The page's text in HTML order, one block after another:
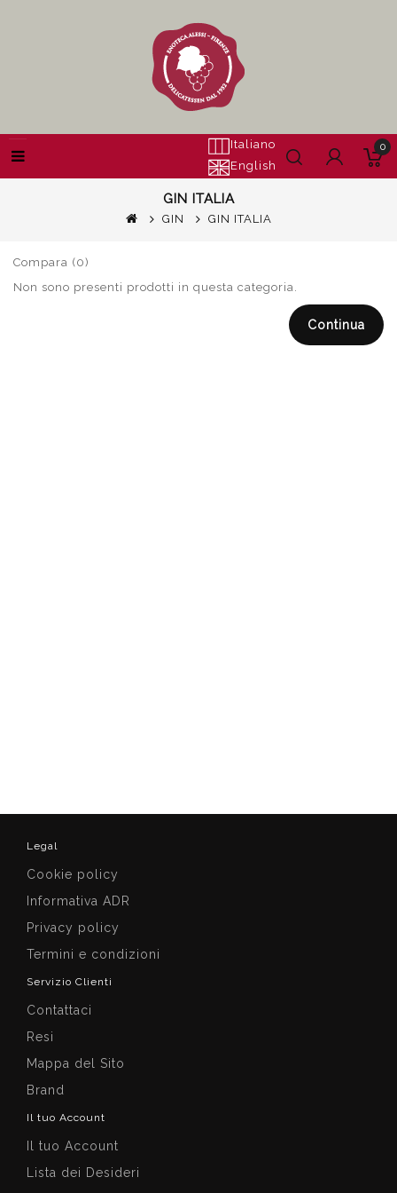
Italiano
English
0
GIN ITALIA
GIN GIN ITALIA
Compara (0)
Non sono presenti prodotti in questa categoria.
Continua
Legal
Cookie policy
Informativa ADR
Privacy policy
Termini e condizioni
Servizio Clienti
Contattaci
Resi
Mappa del Sito
Brand
Il tuo Account
Il tuo Account
Lista dei Desideri